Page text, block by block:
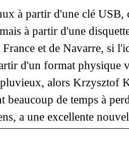
à partir d'une clé USB,
à partir d'une
France et de Navarre, si
d'un format physique
alors Krzysztof
beaucoup de temps à
a une excellente